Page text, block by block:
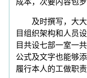
及时撰写，大大
目组织架构和人员
目共设七部一室一
公式及文字也能够
履行本人的工做职